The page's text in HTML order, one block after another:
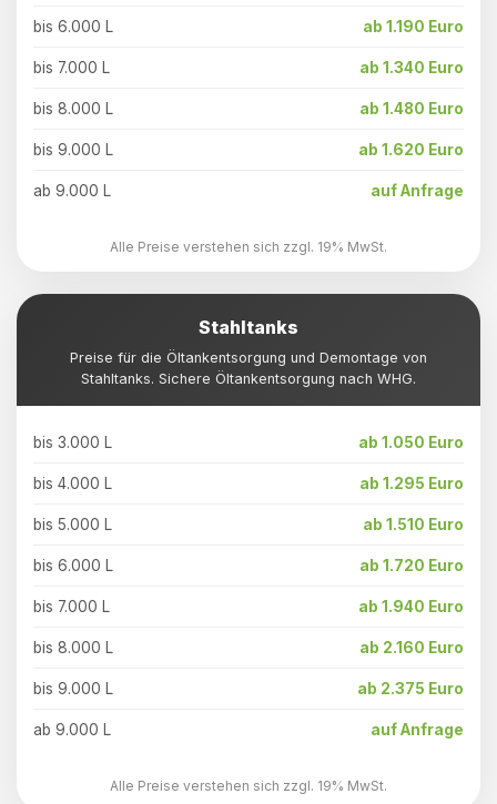
bis 6.000 L ab 1.190 Euro
bis 7.000 L ab 1.340 Euro
bis 8.000 L ab 1.480 Euro
bis 9.000 L ab 1.620 Euro
ab 9.000 L auf Anfrage
Alle Preise verstehen sich zzgl. 19% MwSt.
Stahltanks
Preise für die Öltankentsorgung und Demontage von
Stahltanks. Sichere Öltankentsorgung nach WHG.
bis 3.000 L ab 1.050 Euro
bis 4.000 L ab 1.295 Euro
bis 5.000 L ab 1.510 Euro
bis 6.000 L ab 1.720 Euro
bis 7.000 L ab 1.940 Euro
bis 8.000 L ab 2.160 Euro
bis 9.000 L ab 2.375 Euro
ab 9.000 L auf Anfrage
Alle Preise verstehen sich zzgl. 19% MwSt.